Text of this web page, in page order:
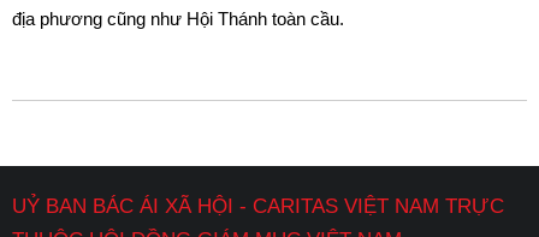
địa phương cũng như Hội Thánh toàn cầu.
UỶ BAN BÁC ÁI XÃ HỘI - CARITAS VIỆT NAM TRỰC